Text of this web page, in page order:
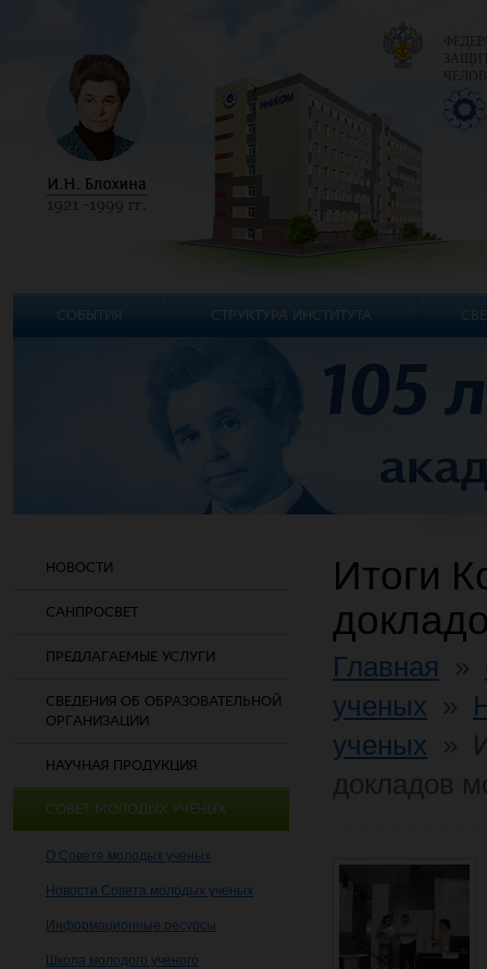
НОВОСТИ
САНПРОСВЕТ
ПРЕДЛАГАЕМЫЕ УСЛУГИ
СВЕДЕНИЯ ОБ ОБРАЗОВАТЕЛЬНОЙ
ОРГАНИЗАЦИИ
НАУЧНАЯ ПРОДУКЦИЯ
СОВЕТ МОЛОДЫХ УЧЕНЫХ
О Совете молодых ученых
Новости Совета молодых ученых
Информационные ресурсы
Школа молодого ученого
Итоги
Главная
ученых
ученых
СОБЫТИЯ СТРУКТУРА ИНСТИТУТА